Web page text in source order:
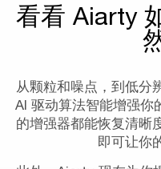
看看 Aiarty
从颗粒和噪点，到低分
AI 驱动算法智能增强你
的增强器都能恢复清
即可让你